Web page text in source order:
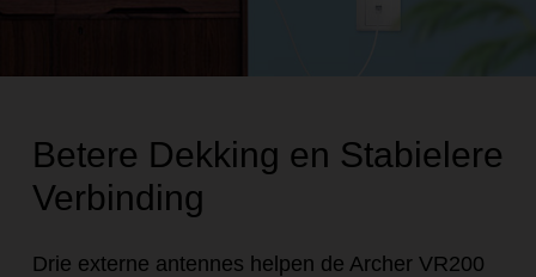
Betere Dekking en Stabielere
Verbinding
Drie externe antennes helpen de Archer VR200